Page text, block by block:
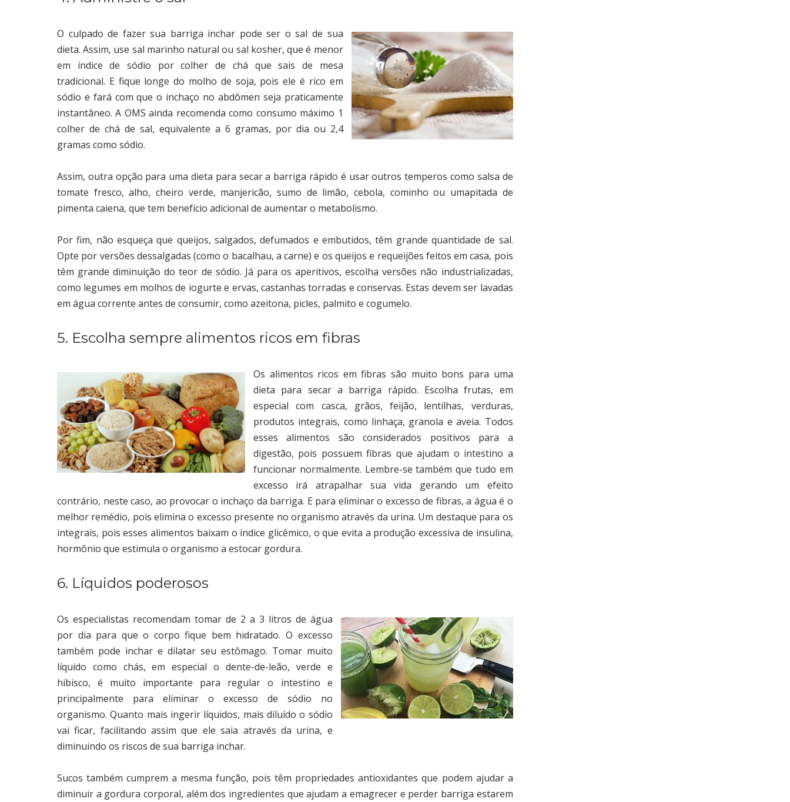
O culpado de fazer sua barriga inchar pode ser o sal de sua
dieta. Assim, use sal marinho natural ou sal kosher, que é menor
em índice de sódio por colher de chá que sais de mesa
tradicional. E fique longe do molho de soja, pois ele é rico em
sódio e fará com que o inchaço no abdômen seja praticamente
instantâneo. A OMS ainda recomenda como consumo máximo 1
colher de chá de sal, equivalente a 6 gramas, por dia ou 2,4
gramas como sódio.
Assim, outra opção para uma dieta para secar a barriga rápido é usar outros temperos como salsa de
tomate fresco, alho, cheiro verde, manjericão, sumo de limão, cebola, cominho ou umapitada de
pimenta caiena, que tem benefício adicional de aumentar o metabolismo.
Por fim, não esqueça que queijos, salgados, defumados e embutidos, têm grande quantidade de sal.
Opte por versões dessalgadas (como o bacalhau, a carne) e os queijos e requeijões feitos em casa, pois
têm grande diminuição do teor de sódio. Já para os aperitivos, escolha versões não industrializadas,
como legumes em molhos de iogurte e ervas, castanhas torradas e conservas. Estas devem ser lavadas
em água corrente antes de consumir, como azeitona, picles, palmito e cogumelo.
5. Escolha sempre alimentos ricos em fibras
Os alimentos ricos em fibras são muito bons para uma
dieta para secar a barriga rápido. Escolha frutas, em
especial com casca, grãos, feijão, lentilhas, verduras,
produtos integrais, como linhaça, granola e aveia. Todos
esses alimentos são considerados positivos para a
digestão, pois possuem fibras que ajudam o intestino a
funcionar normalmente. Lembre-se também que tudo em
excesso irá atrapalhar sua vida gerando um efeito
contrário, neste caso, ao provocar o inchaço da barriga. E para eliminar o excesso de fibras, a água é o
melhor remédio, pois elimina o excesso presente no organismo através da urina. Um destaque para os
integrais, pois esses alimentos baixam o índice glicêmico, o que evita a produção excessiva de insulina,
hormônio que estimula o organismo a estocar gordura.
6. Líquidos poderosos
Os especialistas recomendam tomar de 2 a 3 litros de água
por dia para que o corpo fique bem hidratado. O excesso
também pode inchar e dilatar seu estômago. Tomar muito
líquido como chás, em especial o dente-de-leão, verde e
hibisco, é muito importante para regular o intestino e
principalmente para eliminar o excesso de sódio no
organismo. Quanto mais ingerir líquidos, mais diluído o sódio
vai ficar, facilitando assim que ele saia através da urina, e
diminuindo os riscos de sua barriga inchar.
Sucos também cumprem a mesma função, pois têm propriedades antioxidantes que podem ajudar a
diminuir a gordura corporal, além dos ingredientes que ajudam a emagrecer e perder barriga estarem